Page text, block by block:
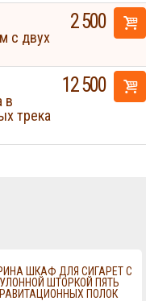
с двух
2 500
в
трека
12 500
ШКАФ ДЛЯ СИГАРЕТ С
ШТОРКОЙ ПЯТЬ
ПОЛОК